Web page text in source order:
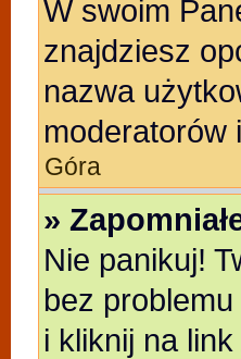
W swoim
znajdziesz
nazwa
moderatorów
Góra
»
Nie panikuj!
bez
i kliknij na link